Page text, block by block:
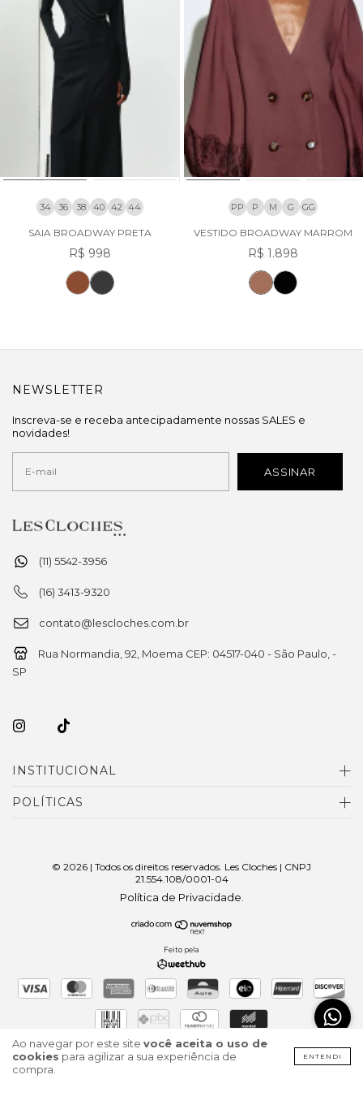
Ao navegar por este site você aceita o uso de
cookies para agilizar a sua experiência de
compra.
ENTENDI
34 36 38 40 42 44
SAIA BROADWAY PRETA
R$ 998
PP P M G GG
VESTIDO BROADWAY MARROM
R$ 1.898
(11) 5542-3956
(16) 3413-9320
contato@lescloches.com.br
Rua Normandia, 92, Moema CEP: 04517-040 - São Paulo, -
SP
INSTITUCIONAL
POLÍTICAS
NEWSLETTER
Inscreva-se e receba antecipadamente nossas SALES e
novidades!
© 2026 | Todos os direitos reservados. Les Cloches | CNPJ
21.554.108/0001-04
Política de Privacidade
Feito pela